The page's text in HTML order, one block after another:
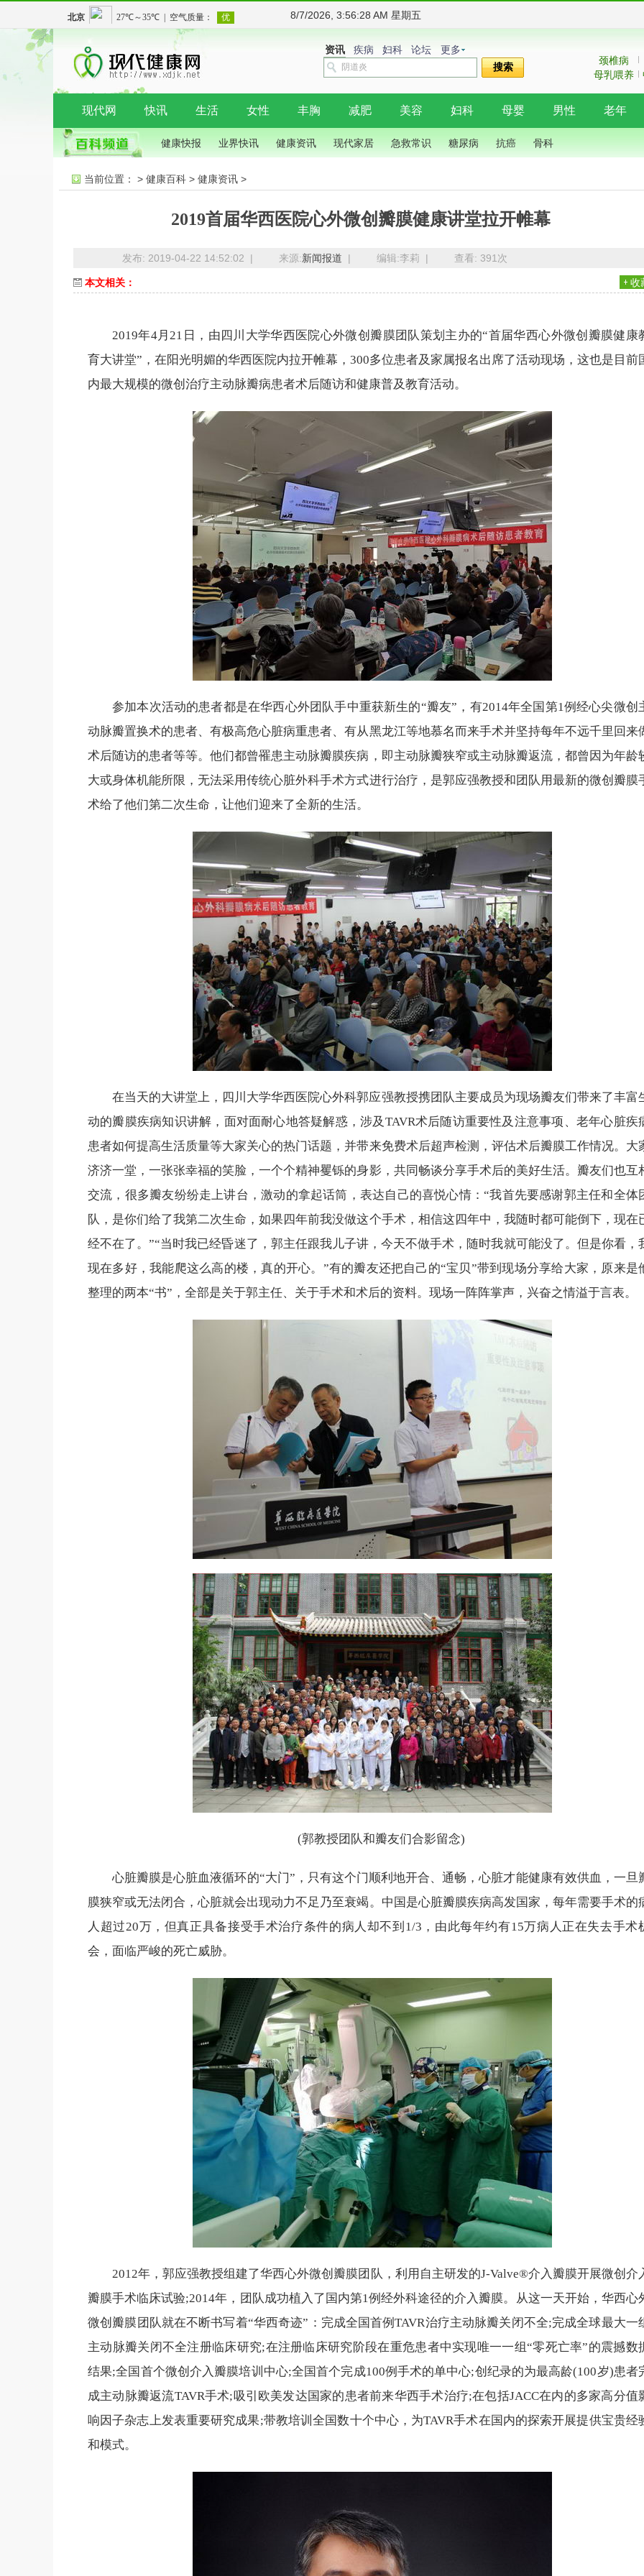
8/7/2026, 3:56:30 AM 星期五
资讯 疾病 妇科 论坛 更多
搜索
颈椎病
母乳喂养
现代网 快讯 生活 女性 丰胸 减肥 美容 妇科 母婴 男性 老年
健康快报 业界快讯 健康资讯 现代家居 急救常识 糖尿病 抗癌 骨科
当前位置： > 健康百科 > 健康资讯 >
2019首届华西医院心外微创瓣膜健康讲堂拉开帷幕
发布: 2019-04-22 14:52:02 | 来源:新闻报道 | 编辑:李莉 | 查看: 391次
本文相关： 收
2019年4月21日，由四川大学华西医院心外微创瓣膜团队策划主办的“首届华西心外微创瓣膜健康
育大讲堂”，在阳光明媚的华西医院内拉开帷幕，300多位患者及家属报名出席了活动现场，这也是目前
内最大规模的微创治疗主动脉瓣病患者术后随访和健康普及教育活动。
参加本次活动的患者都是在华西心外团队手中重获新生的“瓣友”，有2014年全国第1例经心尖微创
动脉瓣置换术的患者、有极高危心脏病重患者、有从黑龙江等地慕名而来手术并坚持每年不远千里回来
术后随访的患者等等。他们都曾罹患主动脉瓣膜疾病，即主动脉瓣狭窄或主动脉瓣返流，都曾因为年龄
大或身体机能所限，无法采用传统心脏外科手术方式进行治疗，是郭应强教授和团队用最新的微创瓣膜
术给了他们第二次生命，让他们迎来了全新的生活。
在当天的大讲堂上，四川大学华西医院心外科郭应强教授携团队主要成员为现场瓣友们带来了丰富
动的瓣膜疾病知识讲解，面对面耐心地答疑解惑，涉及TAVR术后随访重要性及注意事项、老年心脏疾
患者如何提高生活质量等大家关心的热门话题，并带来免费术后超声检测，评估术后瓣膜工作情况。大
济济一堂，一张张幸福的笑脸，一个个精神矍铄的身影，共同畅谈分享手术后的美好生活。瓣友们也互
交流，很多瓣友纷纷走上讲台，激动的拿起话筒，表达自己的喜悦心情：“我首先要感谢郭主任和全体
队，是你们给了我第二次生命，如果四年前我没做这个手术，相信这四年中，我随时都可能倒下，现在
经不在了。”“当时我已经昏迷了，郭主任跟我儿子讲，今天不做手术，随时我就可能没了。但是你看，
现在多好，我能爬这么高的楼，真的开心。”有的瓣友还把自己的“宝贝”带到现场分享给大家，原来是
整理的两本“书”，全部是关于郭主任、关于手术和术后的资料。现场一阵阵掌声，兴奋之情溢于言表。
(郭教授团队和瓣友们合影留念)
心脏瓣膜是心脏血液循环的“大门”，只有这个门顺利地开合、通畅，心脏才能健康有效供血，一旦
膜狭窄或无法闭合，心脏就会出现动力不足乃至衰竭。中国是心脏瓣膜疾病高发国家，每年需要手术的
人超过20万，但真正具备接受手术治疗条件的病人却不到1/3，由此每年约有15万病人正在失去手术
会，面临严峻的死亡威胁。
2012年，郭应强教授组建了华西心外微创瓣膜团队，利用自主研发的J-Valve®介入瓣膜开展微创介
瓣膜手术临床试验;2014年，团队成功植入了国内第1例经外科途径的介入瓣膜。从这一天开始，华西心
微创瓣膜团队就在不断书写着“华西奇迹”：完成全国首例TAVR治疗主动脉瓣关闭不全;完成全球最大一
主动脉瓣关闭不全注册临床研究;在注册临床研究阶段在重危患者中实现唯一一组“零死亡率”的震撼数
结果;全国首个微创介入瓣膜培训中心;全国首个完成100例手术的单中心;创纪录的为最高龄(100岁)患者
成主动脉瓣返流TAVR手术;吸引欧美发达国家的患者前来华西手术治疗;在包括JACC在内的多家高分值
响因子杂志上发表重要研究成果;带教培训全国数十个中心，为TAVR手术在国内的探索开展提供宝贵经
和模式。